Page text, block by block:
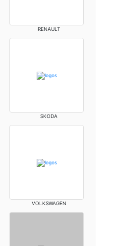
RENAULT
SKODA
VOLKSWAGEN